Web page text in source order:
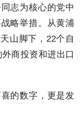
志为核心的党中
略举措。从黄浦
山脚下，22个自
商投资和进出口
的数字，更是发